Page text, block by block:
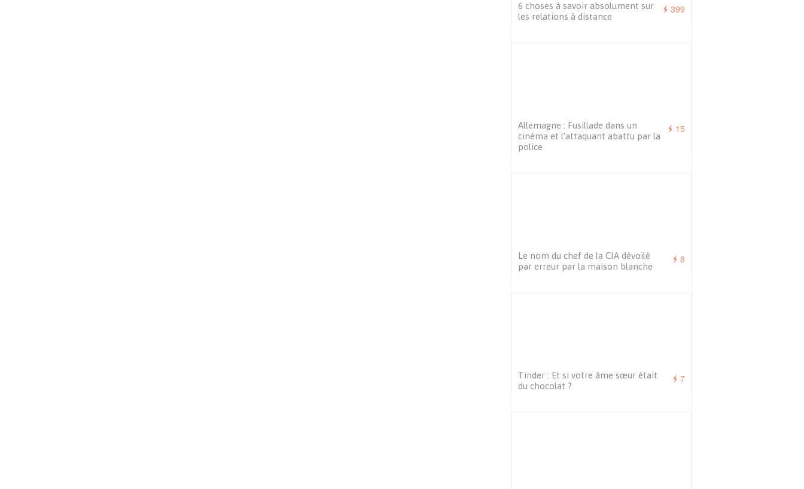
399
6 choses à savoir absolument sur
les relations à distance
15
Allemagne : Fusillade dans un
cinéma et l’attaquant abattu par la
police
8
Le nom du chef de la CIA dévoilé
par erreur par la maison blanche
7
Tinder : Et si votre âme sœur était
du chocolat ?